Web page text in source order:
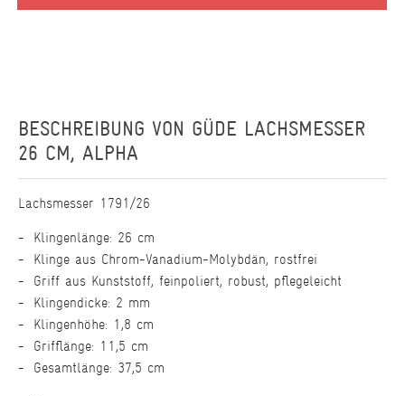
BESCHREIBUNG VON GÜDE LACHSMESSER
26 CM, ALPHA
Lachsmesser 1791/26
Klingenlänge: 26 cm
Klinge aus Chrom-Vanadium-Molybdän, rostfrei
Griff aus Kunststoff, feinpoliert, robust, pflegeleicht
Klingendicke: 2 mm
Klingenhöhe: 1,8 cm
Grifflänge: 11,5 cm
Gesamtlänge: 37,5 cm